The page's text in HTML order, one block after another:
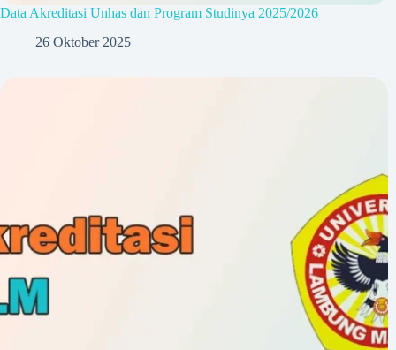
Data Akreditasi Unhas dan Program Studinya 2025/2026
26 Oktober 2025